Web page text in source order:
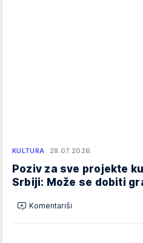
KULTURA 28.07.2026.
Poziv za sve projekte
Srbiji: Može se dobiti
Komentariši